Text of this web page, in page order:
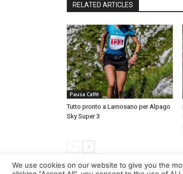
RELATED ARTICLES
Pausa Caffè
Tutto pronto a Lamosano per Alpago
Sky Super 3
We use cookies on our website to give you the